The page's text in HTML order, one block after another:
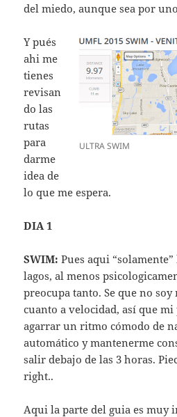
del miedo, aunque sea por
ULTRA SWIM
Y pués
ahi me
tienes
revisan
do las
rutas
para
darme
idea de
lo que me espera.
DIA 1
SWIM: Pues aqui
lagos, al menos
preocupa tanto. Se que no
cuanto a velocidad, así que
agarrar un ritmo cómodo de
automático y mantenerme
salir debajo de las 3 horas.
right..
Aqui la parte del guia es muy